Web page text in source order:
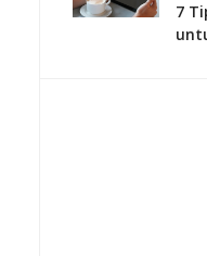
7